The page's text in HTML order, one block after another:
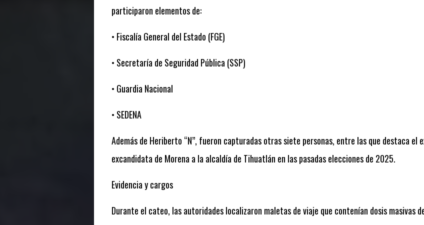
participaron elementos de:
• Fiscalía General del Estado (FGE)
• Secretaría de Seguridad Pública (SSP)
• Guardia Nacional
• SEDENA
Además de Heriberto “N”, fueron capturadas otras siete personas, entre las que destaca el
excandidata de Morena a la alcaldía de Tihuatlán en las pasadas elecciones de 2025.
Evidencia y cargos
Durante el cateo, las autoridades localizaron maletas de viaje que contenían dosis masivas